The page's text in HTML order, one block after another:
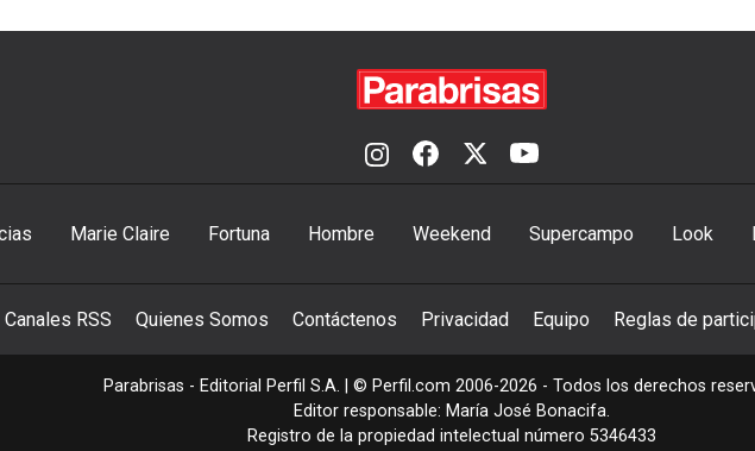
Marie Claire Fortuna Hombre Weekend Supercampo Look
Canales RSS Quienes Somos Contáctenos Privacidad Equipo Reglas de
Parabrisas - Editorial Perfil S.A. | © Perfil.com 2006-2026 - Todos los derechos
Editor responsable: María José Bonacifa.
Registro de la propiedad intelectual número 5346433